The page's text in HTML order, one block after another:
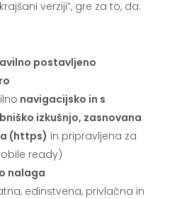
verziji”, gre za to, da:
postavljeno
navigacijsko in s
izkušnjo, zasnovana
(https) in pripravljena za
ready)
nalaga
edinstvena, privlačna in